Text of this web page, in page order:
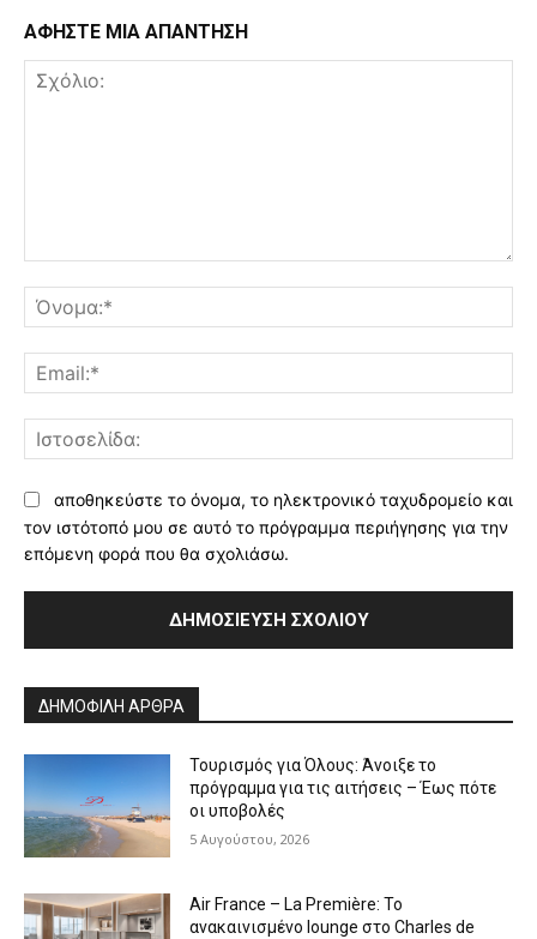
ΑΦΗΣΤΕ ΜΙΑ ΑΠΑΝΤΗΣΗ
αποθηκεύστε το όνομα, το ηλεκτρονικό ταχυδρομείο και
τον ιστότοπό μου σε αυτό το πρόγραμμα περιήγησης για την
επόμενη φορά που θα σχολιάσω.
ΔΗΜΟΦΙΛΗ ΑΡΘΡΑ
Τουρισμός για Όλους: Άνοιξε το
πρόγραμμα για τις αιτήσεις – Έως πότε
οι υποβολές
5 Αυγούστου, 2026
Air France – La Première: Το
ανακαινισμένο lounge στο Charles de